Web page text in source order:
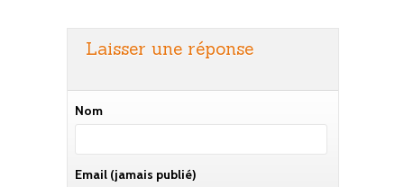
Laisser une réponse
Nom
Email (jamais publié)